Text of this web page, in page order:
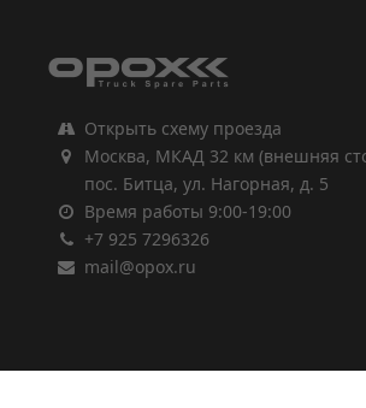
Открыть схему проезда
Москва, МКАД 32 км (внешняя
пос. Битца, ул. Нагорная, д. 5
Время работы 9:00-19:00
+7 925 7296326
mail@opox.ru